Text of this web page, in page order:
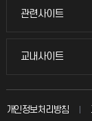
입학안내
묻고 답하기
칭찬마당
관련사이트
관련사이트
국방헬프콜
교내사이트
교내사이트
교수회
개인정보처리방침